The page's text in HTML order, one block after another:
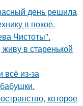
день решила
в покое.
Чистоты".
в старенькой
из-за
которое